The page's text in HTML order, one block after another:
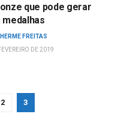
que pode gerar
medalhas
FREITAS
DE 2019
2 3